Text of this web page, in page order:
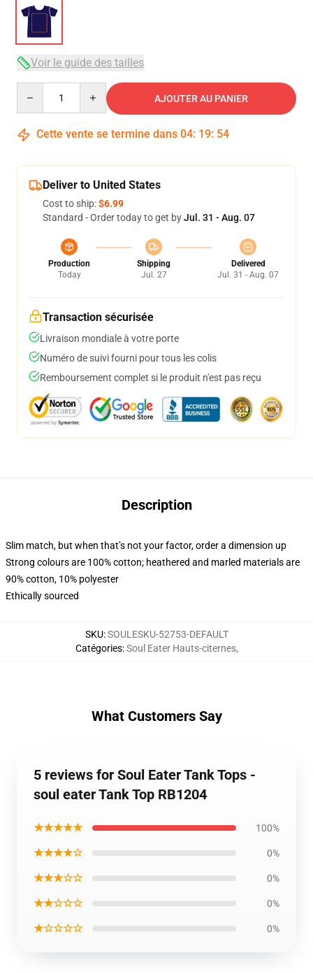
Voir le guide des tailles
AJOUTER AU PANIER
Cette vente se termine dans 04: 19: 53
Deliver to United States
Cost to ship:$6.99
Standard - Order today to get byJul. 31 - Aug. 07
Production
Today
Shipping
Jul. 27
Delivered
Jul. 31 - Aug. 07
Transaction sécurisée
Livraison mondiale à votre porte
Numéro de suivi fourni pour tous les colis
Remboursement complet si le produit n'est pas reçu
Description
Slim match, but when that’s not your factor, order a dimension up
Strong colours are 100% cotton; heathered and marled materials are
90% cotton, 10% polyester
Ethically sourced
SKU:SOULESKU-52753-DEFAULT
Catégories:Soul Eater Hauts-citernes,
What Customers Say
5 reviews for Soul Eater Tank Tops -
soul eater Tank Top RB1204
★★★★★ 100%
★★★★☆ 0%
★★★☆☆ 0%
★★☆☆☆ 0%
★☆☆☆☆ 0%